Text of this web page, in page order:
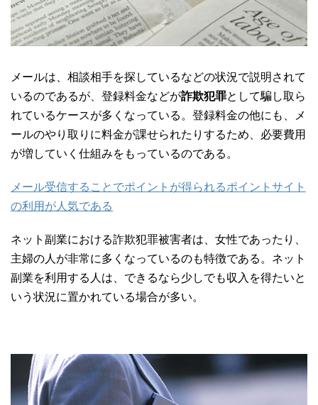
メールは、相談相手を探しているなどの状況で説明されて
いるのであるが、登録料金などが詐欺犯罪として騙し取ら
れているケースが多くなっている。登録料金の他にも、メ
ールのやり取りに料金が課せられたりするため、必要費用
が増していく仕組みをもっているのである。
メール受信することでポイントが得られるポイントサイト
の利用が人気である
ネット副業における詐欺犯罪被害者は、女性であったり、
主婦の人が非常に多くなっているのも特徴である。ネット
副業を利用する人は、できるなら少しでも収入を得たいと
いう状況に置かれている場合が多い。